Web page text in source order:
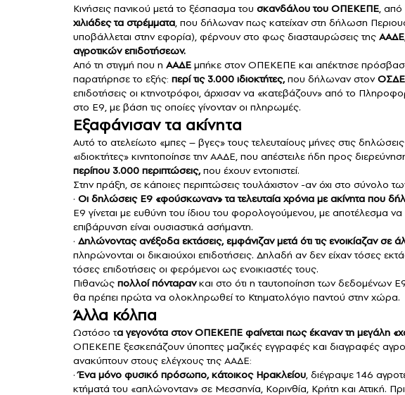
Κινήσεις πανικού μετά το ξέσπασμα του σκανδάλου του ΟΠΕΚΕΠΕ, από
χιλιάδες τα στρέμματα, που δήλωναν πως κατείχαν στη δήλωση
υποβάλλεται στην εφορία), φέρνουν στο φως διασταυρώσεις της ΑΑΔΕ
αγροτικών επιδοτήσεων.
Από τη στιγμή που η ΑΑΔΕ μπήκε στον ΟΠΕΚΕΠΕ και απέκτησε
παρατήρησε το εξής: περί τις 3.000 ιδιοκτήτες,που δήλωναν στονΟΣΔΕ
επιδοτήσεις οι κτηνοτρόφοι, άρχισαν να «κατεβάζουν» από το
στο Ε9, με βάση τις οποίες γίνονταν οι πληρωμές.
Εξαφάνισαν τα ακίνητα
Αυτό το ατελείωτο «μπες – βγες» τους τελευταίους μήνες στις
«ιδιοκτήτες» κινητοποίησε την ΑΑΔΕ, που απέστειλε ήδη προς
περίπου 3.000 περιπτώσεις,που έχουν εντοπιστεί.
Στην πράξη, σε κάποιες περιπτώσεις τουλάχιστον -αν όχι στο σύνολο
· Οι δηλώσεις Ε9 «φούσκωναν» τα τελευταία χρόνια με ακίνητα που
Ε9 γίνεται με ευθύνη του ίδιου του φορολογούμενου, με αποτέλεσμα
επιβάρυνση είναι ουσιαστικά ασήμαντη.
· Δηλώνοντας ανέξοδα εκτάσεις, εμφάνιζαν μετά ότι τις ενοικίαζαν σε
πληρώνονται οι δικαιούχοι επιδοτήσεις. Δηλαδή αν δεν είχαν τόσες
τόσες επιδοτήσεις οι φερόμενοι ως ενοικιαστές τους.
Πιθανώς πολλοί πόνταρανκαι στο ότι η ταυτοποίηση των δεδομένων
θα πρέπει πρώτα να ολοκληρωθεί το Κτηματολόγιο παντού στην χώρα.
Άλλα κόλπα
Ωστόσο τα γεγονότα στον ΟΠΕΚΕΠΕ φαίνεται πως έκαναν τη μεγάλη
ΟΠΕΚΕΠΕ ξεσκεπάζουν ύποπτες μαζικές εγγραφές και διαγραφές
ανακύπτουν στους ελέγχους της ΑΑΔΕ:
·Ένα μόνο φυσικό πρόσωπο, κάτοικος Ηρακλείου, διέγραψε 146
κτήματά του «απλώνονταν» σε Μεσσηνία, Κορινθία, Κρήτη και Αττική.